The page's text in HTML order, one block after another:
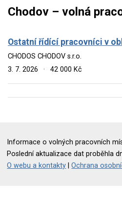
Chodov – volná
Ostatní řídící pracovníci v
CHODOS CHODOV s.r.o.
3. 7. 2026
· 42 000 Kč
Informace o volných pracovních
Poslední aktualizace dat proběhla
O webu a kontakty |Ochrana